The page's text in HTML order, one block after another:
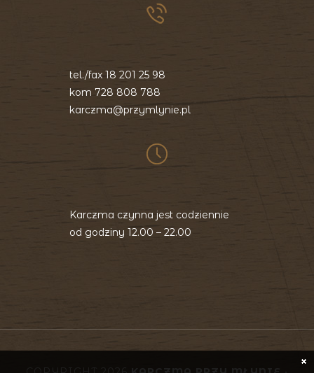
tel./fax 18 201 25 98
kom 728 808 788
karczma@przymlynie.pl
Karczma czynna jest codziennie
od godziny 12.00 – 22.00